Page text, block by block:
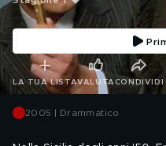
LA TUA LISTAVALUTA CONDIVIDI
2005 | Drammatico